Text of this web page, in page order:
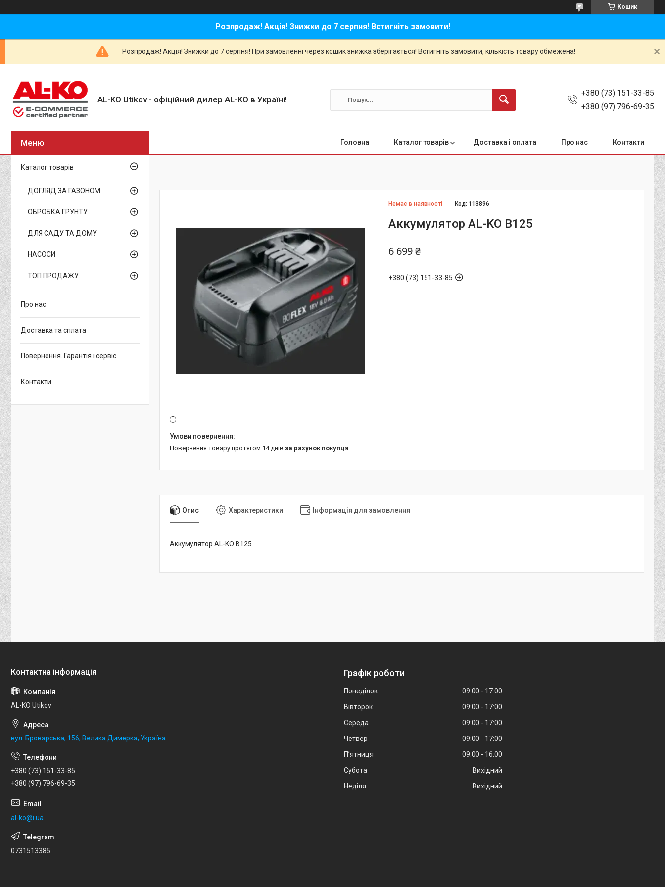
Кошик
Розпродаж! Акція! Знижки до 7 серпня! Встигніть замовити!
Розпродаж! Акція! Знижки до 7 серпня! При замовленні через кошик знижка зберігається! Встигніть замовити, кількість товару обмежена!
AL-KO Utikov - офіційний дилер AL-KO в Україні!
+380 (73) 151-33-85
+380 (97) 796-69-35
Головна Каталог товарів Доставка і оплата Про нас Контакти
Немає в наявності Код:113896
Аккумулятор AL-KO B125
6 699 ₴
+380 (73) 151-33-85
повернення товару протягом 14 днів за рахунок покупця
Опис Характеристики Інформація для замовлення
Аккумулятор AL-KO B125
Каталог товарів
ДОГЛЯД ЗА ГАЗОНОМ
ОБРОБКА ГРУНТУ
ДЛЯ САДУ ТА ДОМУ
НАСОСИ
ТОП ПРОДАЖУ
Про нас
Доставка та сплата
Повернення. Гарантія і сервіс
Контакти
AL-KO Utikov
вул. Броварська, 156, Велика Димерка, Україна
+380 (73) 151-33-85
+380 (97) 796-69-35
al-ko@i.ua
0731513385
Графік роботи
Понеділок 09:00
17:00
Вівторок
09:00
17:00
Середа
09:00
17:00
Четвер
09:00
17:00
Пʼятниця
09:00
16:00
Субота
Вихідний
Неділя
Вихідний